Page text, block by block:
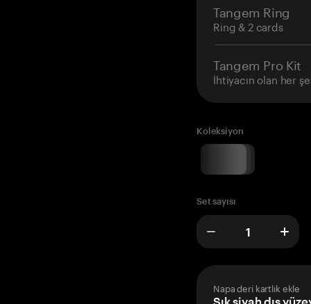
Tangem Ring
Ring & 2 cards
Tangem Pro Kit
İhtiyacın olan her
Koleksiyon
Set sayısı
Napa deri kartlık ekle
Şık siyah dış